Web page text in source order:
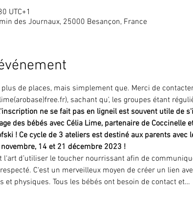
UTC+1
des Journaux, 25000 Besançon, France
de places, mais simplement que. Merci de
sachant qu', les groupes étant
ne se fait pas en ligneil est souvent utile de
des bébés avec Célia Lime, partenaire de Coccinelle
! Ce cycle de 3 ateliers est destiné aux parents
14 et 21 décembre 2023 !
l‘art d’utiliser le toucher nourrissant afin de
C‘est un merveilleux moyen de créer un lien
et physiques. Tous les bébés ont besoin de contact et…